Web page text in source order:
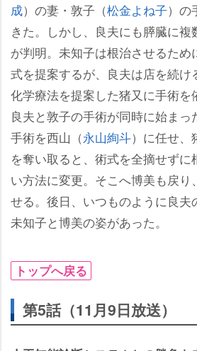
成）の妻・敦子（松金よね子）の
きた。しかし、良夫にも膵臓に複
が判明。未知子は根治させるた
式を提案するが、良夫は店を続け
化学療法を提案した猪又に手術を
良夫と敦子の手術が同時に始ま
手術を西山（永山絢斗）に任せ、
を奪い取ると、術式を全摘せずに
い方法に変更。そこへ博美も戻り
せる。後日、いつものように良夫
未知子と博美の姿があった。
トップへ戻る
第5話（11月9日放送）